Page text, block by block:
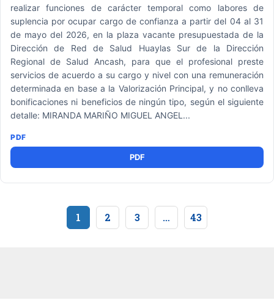
realizar funciones de carácter temporal como labores de
suplencia por ocupar cargo de confianza a partir del 04 al 31
de mayo del 2026, en la plaza vacante presupuestada de la
Dirección de Red de Salud Huaylas Sur de la Dirección
Regional de Salud Ancash, para que el profesional preste
servicios de acuerdo a su cargo y nivel con una remuneración
determinada en base a la Valorización Principal, y no conlleva
bonificaciones ni beneficios de ningún tipo, según el siguiente
detalle: MIRANDA MARIÑO MIGUEL ANGEL...
PDF
1 2 3 … 43